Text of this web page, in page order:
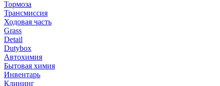
Тормоза
Трансмиссия
Ходовая часть
Grass
Detail
Dutybox
Автохимия
Бытовая химия
Инвентарь
Клининг